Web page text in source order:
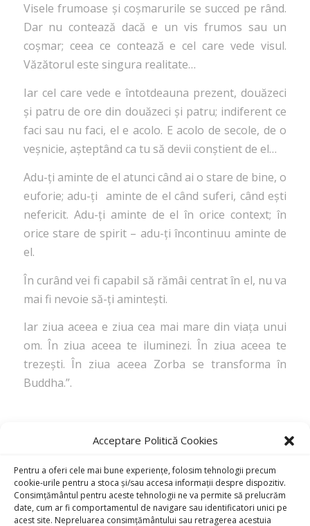
Acceptare Politică Cookies
Pentru a oferi cele mai bune experiențe, folosim tehnologii precum
cookie-urile pentru a stoca și/sau accesa informații despre dispozitiv.
Consimțământul pentru aceste tehnologii ne va permite să prelucrăm
date, cum ar fi comportamentul de navigare sau identificatori unici pe
acest site. Nepreluarea consimțământului sau retragerea acestuia
Visele frumoase și coșmarurile se succed pe rând.
Dar nu contează dacă e un vis frumos sau un
coșmar; ceea ce contează e cel care vede visul.
Văzătorul este singura realitate…
Iar cel care vede e întotdeauna prezent, douăzeci
și patru de ore din douăzeci și patru; indiferent ce
faci sau nu faci, el e acolo. E acolo de secole, de o
veșnicie, așteptând ca tu să devii conștient de el…
Adu-ți aminte de el atunci când ai o stare de bine, o
euforie; adu-ți aminte de el când suferi, când ești
nefericit. Adu-ți aminte de el în orice context; în
orice stare de spirit – adu-ți încontinuu aminte de
el.
În curând vei fi capabil să rămâi centrat în el, nu va
mai fi nevoie să-ți amintești.
Iar ziua aceea e ziua cea mai mare din viața unui
om. În ziua aceea te iluminezi. În ziua aceea te
trezești. În ziua aceea Zorba se transforma în
Buddha.”.
OCTOBER 10, 2023
/ BYADMIN